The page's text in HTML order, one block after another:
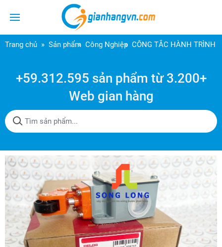
Trang chủ Sản phẩm Công Nghiệp CÔNG TẮC HÀNH TRÌNH
+59.312.595 sản phẩm từ 3.200+
Web gian hàng